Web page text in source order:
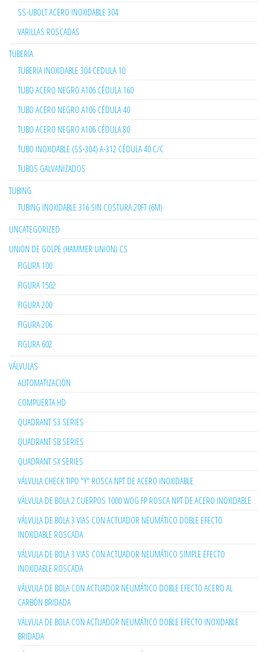
SS-UBOLT ACERO INOXIDABLE 304
VARILLAS ROSCADAS
TUBERÍA
TUBERIA INOXIDABLE 304 CEDULA 10
TUBO ACERO NEGRO A106 CÉDULA 160
TUBO ACERO NEGRO A106 CÉDULA 40
TUBO ACERO NEGRO A106 CÉDULA 80
TUBO INOXIDABLE (SS-304) A-312 CÉDULA 40 C/C
TUBOS GALVANIZADOS
TUBING
TUBING INOXIDABLE 316 SIN COSTURA 20FT (6M)
UNCATEGORIZED
UNION DE GOLPE (HAMMER UNION) CS
FIGURA 100
FIGURA 1502
FIGURA 200
FIGURA 206
FIGURA 602
VÁLVULAS
AUTOMATIZACIÓN
COMPUERTA HD
QUADRANT S3 SERIES
QUADRANT SB SERIES
QUADRANT SX SERIES
VÁLVULA CHECK TIPO "Y" ROSCA NPT DE ACERO INOXIDABLE
VÁLVULA DE BOLA 2 CUERPOS 1000 WOG FP ROSCA NPT DE ACERO INOXIDABLE
VÁLVULA DE BOLA 3 VIAS CON ACTUADOR NEUMÁTICO DOBLE EFECTO
INOXIDABLE ROSCADA
VÁLVULA DE BOLA 3 VIAS CON ACTUADOR NEUMÁTICO SIMPLE EFECTO
INOXIDABLE ROSCADA
VÁLVULA DE BOLA CON ACTUADOR NEUMÁTICO DOBLE EFECTO ACERO AL
CARBÓN BRIDADA
VÁLVULA DE BOLA CON ACTUADOR NEUMÁTICO DOBLE EFECTO INOXIDABLE
BRIDADA